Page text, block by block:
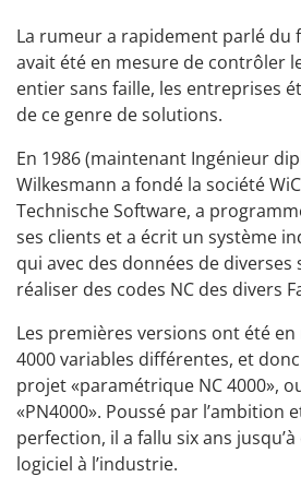
La rumeur a rapidement parlé du
avait été en mesure de contrôler
entier sans faille, les entreprises
de ce genre de solutions.
En 1986 (maintenant Ingénieur
Wilkesmann a fondé la société
Technische Software, a
ses clients et a écrit un système
qui avec des données de
réaliser des codes NC des divers
Les premières versions ont été
4000 variables différentes, et
projet «paramétrique NC 4000»,
«PN4000». Poussé par l’ambition
perfection, il a fallu six ans
logiciel à l’industrie.